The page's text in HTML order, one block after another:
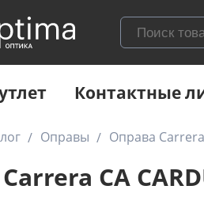
Контактные
Оправы Оправа Carrera
CA